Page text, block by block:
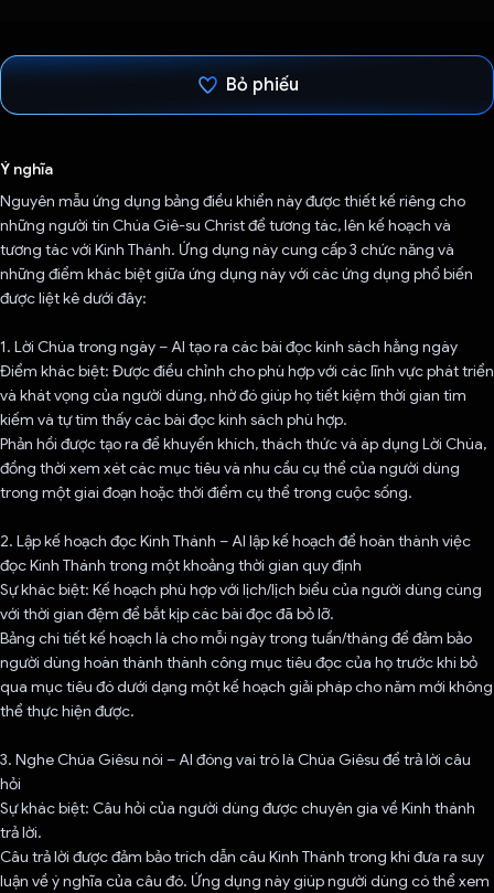
Bỏ phiếu
Ý nghĩa
Nguyên mẫu ứng dụng bảng điều khiển này được thiết kế riêng cho
những người tin Chúa Giê-su Christ để tương tác, lên kế hoạch và
tương tác với Kinh Thánh. Ứng dụng này cung cấp 3 chức năng và
những điểm khác biệt giữa ứng dụng này với các ứng dụng phổ biến
được liệt kê dưới đây:
1. Lời Chúa trong ngày – AI tạo ra các bài đọc kinh sách hằng ngày
Điểm khác biệt: Được điều chỉnh cho phù hợp với các lĩnh vực phát triển
và khát vọng của người dùng, nhờ đó giúp họ tiết kiệm thời gian tìm
kiếm và tự tìm thấy các bài đọc kinh sách phù hợp.
Phản hồi được tạo ra để khuyến khích, thách thức và áp dụng Lời Chúa,
đồng thời xem xét các mục tiêu và nhu cầu cụ thể của người dùng
trong một giai đoạn hoặc thời điểm cụ thể trong cuộc sống.
2. Lập kế hoạch đọc Kinh Thánh – AI lập kế hoạch để hoàn thành việc
đọc Kinh Thánh trong một khoảng thời gian quy định
Sự khác biệt: Kế hoạch phù hợp với lịch/lịch biểu của người dùng cùng
với thời gian đệm để bắt kịp các bài đọc đã bỏ lỡ.
Bảng chi tiết kế hoạch là cho mỗi ngày trong tuần/tháng để đảm bảo
người dùng hoàn thành thành công mục tiêu đọc của họ trước khi bỏ
qua mục tiêu đó dưới dạng một kế hoạch giải pháp cho năm mới không
thể thực hiện được.
3. Nghe Chúa Giêsu nói – AI đóng vai trò là Chúa Giêsu để trả lời câu
hỏi
Sự khác biệt: Câu hỏi của người dùng được chuyên gia về Kinh thánh
trả lời.
Câu trả lời được đảm bảo trích dẫn câu Kinh Thánh trong khi đưa ra suy
luận về ý nghĩa của câu đó. Ứng dụng này giúp người dùng có thể xem